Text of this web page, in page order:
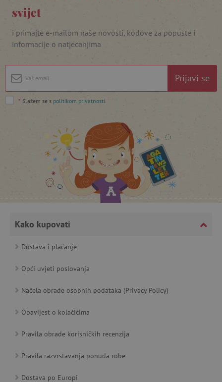
svijet
i primajte e-mailom naše novosti, kodove za popuste i
informacije o natjecanjima
Prijavi se
* Slažem se s politikom privatnosti
Kako kupovati
Dostava i plaćanje
Opći uvjeti poslovanja
Načela obrade osobnih podataka (Privacy Policy)
Obavijest o kolačićima
Pravila obrade korisničkih recenzija
Pravila razvrstavanja ponuda robe
Dostava po Europi
lastVisitedProduct www.agatinsvijet.hr
featureFlagCheckoutExperimentVariant www.agatinsvijet.hr
PHPSESSID
__cf_bm